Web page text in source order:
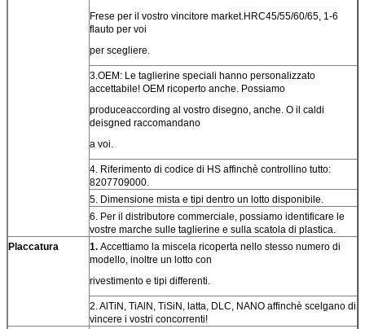
Frese per il vostro vincitore market.HRC45/55/60/65, 1-6
flauto per voi
per scegliere.
3.OEM: Le taglierine speciali hanno personalizzato
accettabile! OEM ricoperto anche. Possiamo
produceaccording al vostro disegno, anche. O il caldi
deisgned raccomandano
a voi.
4. Riferimento di codice di HS affinchè controllino tutto:
8207709000.
5. Dimensione mista e tipi dentro un lotto disponibile.
6. Per il distributore commerciale, possiamo identificare le
vostre marche sulle taglierine e sulla scatola di plastica.
Placcatura
1. Accettiamo la miscela ricoperta nello stesso numero di
modello, inoltre un lotto con
rivestimento e tipi differenti.
2. AlTiN, TiAlN, TiSiN, latta, DLC, NANO affinchè scelgano di
vincere i vostri concorrenti!